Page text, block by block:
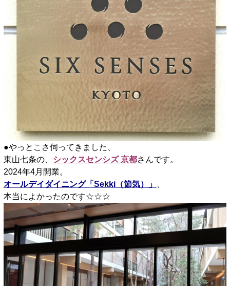
●やっとこさ伺ってきました、
東山七条の、 シックスセンシズ 京都さんです。
2024年4月開業。
オールデイダイニング「Sekki（節気）」 、
本当によかったのです☆☆☆